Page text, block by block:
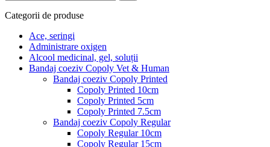
Categorii de produse
Ace, seringi
Administrare oxigen
Alcool medicinal, gel, soluții
Bandaj coeziv Copoly Vet & Human
Bandaj coeziv Copoly Printed
Copoly Printed 10cm
Copoly Printed 5cm
Copoly Printed 7.5cm
Bandaj coeziv Copoly Regular
Copoly Regular 10cm
Copoly Regular 15cm